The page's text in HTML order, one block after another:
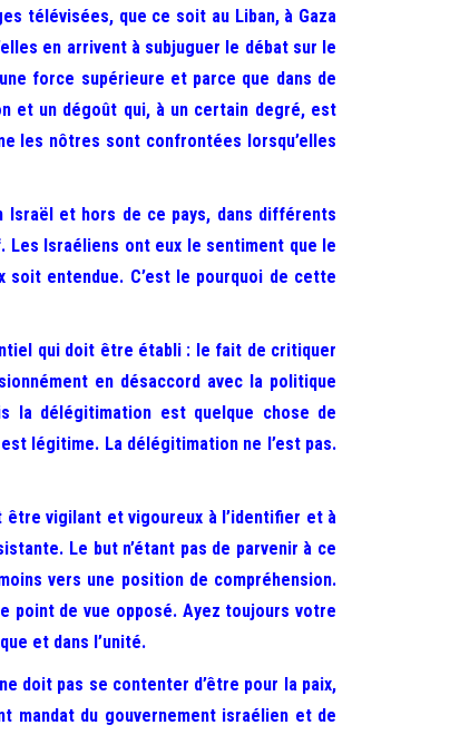
télévisées, que ce soit au Liban, à Gaza
en arrivent à subjuguer le débat sur le
force supérieure et parce que dans de
et un dégoût qui, à un certain degré, est
les nôtres sont confrontées lorsqu’elles
et hors de ce pays, dans différents
Les Israéliens ont eux le sentiment que le
entendue. C’est le pourquoi de cette
qui doit être établi : le fait de critiquer
en désaccord avec la politique
la délégitimation est quelque chose de
légitime. La délégitimation ne l’est pas.
vigilant et vigoureux à l’identifier et à
Le but n’étant pas de parvenir à ce
vers une position de compréhension.
point de vue opposé. Ayez toujours votre
et dans l’unité.
doit pas se contenter d’être pour la paix,
mandat du gouvernement israélien et de